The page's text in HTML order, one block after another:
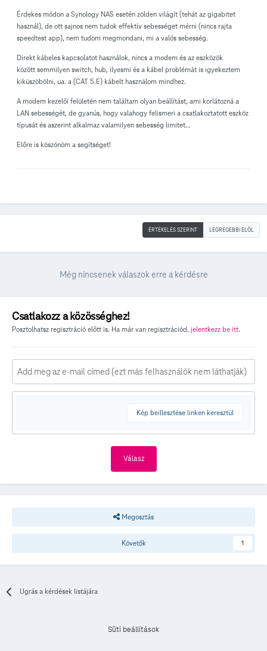
Érdekes módon a Synology NAS esetén zölden világít (tehát az gigabitet
használ), de ott sajnos nem tudok effektív sebességet mérni (nincs rajta
speedtest app), nem tudom megmondani, mi a valós sebesség.
Direkt kábeles kapcsolatot használok, nincs a modem és az eszközök
között semmilyen switch, hub, ilyesmi és a kábel problémát is igyekeztem
kiküszöbölni, ua. a (CAT 5.E) kábelt használom mindhez.
A modem kezelői felületén nem találtam olyan beállítást, ami korlátozná a
LAN sebességét, de gyanús, hogy valahogy felismeri a csatlakoztatott eszköz
típusát és aszerint alkalmaz valamilyen sebesség limitet...
Előre is köszönöm a segítséget!
ÉRTÉKELÉS SZERINT LEGRÉGEBBI ELÖL
Még nincsenek válaszok erre a kérdésre
Csatlakozz a közösséghez!
Posztolhatsz regisztráció előtt is. Ha már van regisztrációd, jelentkezz be itt.
Kép beillesztése linken keresztül
Válasz
Megosztás
Követők 1
Ugrás a kérdések listájára
Süti beállítások